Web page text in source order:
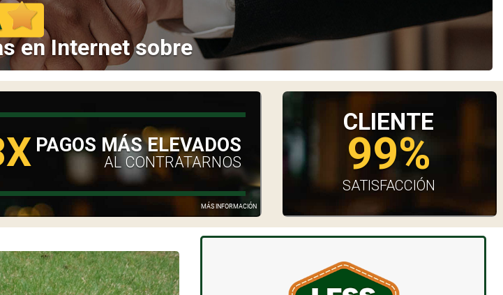
en Internet sobre
MÁS INFORMACIÓN
PAGOS MÁS ELEVADOS
AL CONTRATARNOS
CLIENTE
99%
SATISFACCIÓN